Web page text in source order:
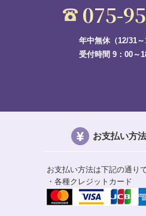
075-
年中無休（12/31～
受付時間 9：00～
お支払い方法
お支払い方法は下記の通りで
・各種クレジットカード